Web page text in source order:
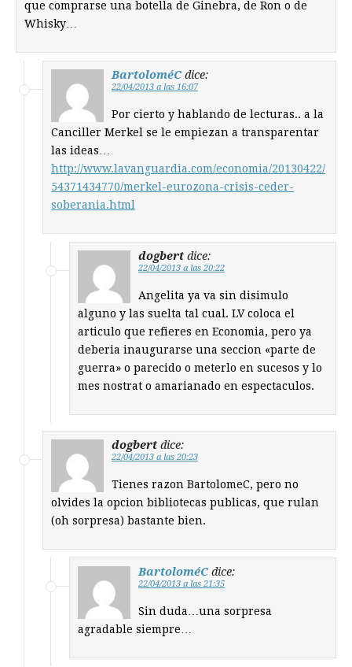
que comprarse una botella de Ginebra, de Ron o de
Whisky…
BartoloméC dice:
22/04/2013 a las 16:07
Por cierto y hablando de lecturas.. a la
Canciller Merkel se le empiezan a transparentar
las ideas…
http://www.lavanguardia.com/economia/20130422/
54371434770/merkel-eurozona-crisis-ceder-
soberania.html
dogbert dice:
22/04/2013 a las 20:22
Angelita ya va sin disimulo
alguno y las suelta tal cual. LV coloca el
articulo que refieres en Economia, pero ya
deberia inaugurarse una seccion «parte de
guerra» o parecido o meterlo en sucesos y lo
mes nostrat o amarianado en espectaculos.
dogbert dice:
22/04/2013 a las 20:23
Tienes razon BartolomeC, pero no
olvides la opcion bibliotecas publicas, que rulan
(oh sorpresa) bastante bien.
BartoloméC dice:
22/04/2013 a las 21:35
Sin duda…una sorpresa
agradable siempre…